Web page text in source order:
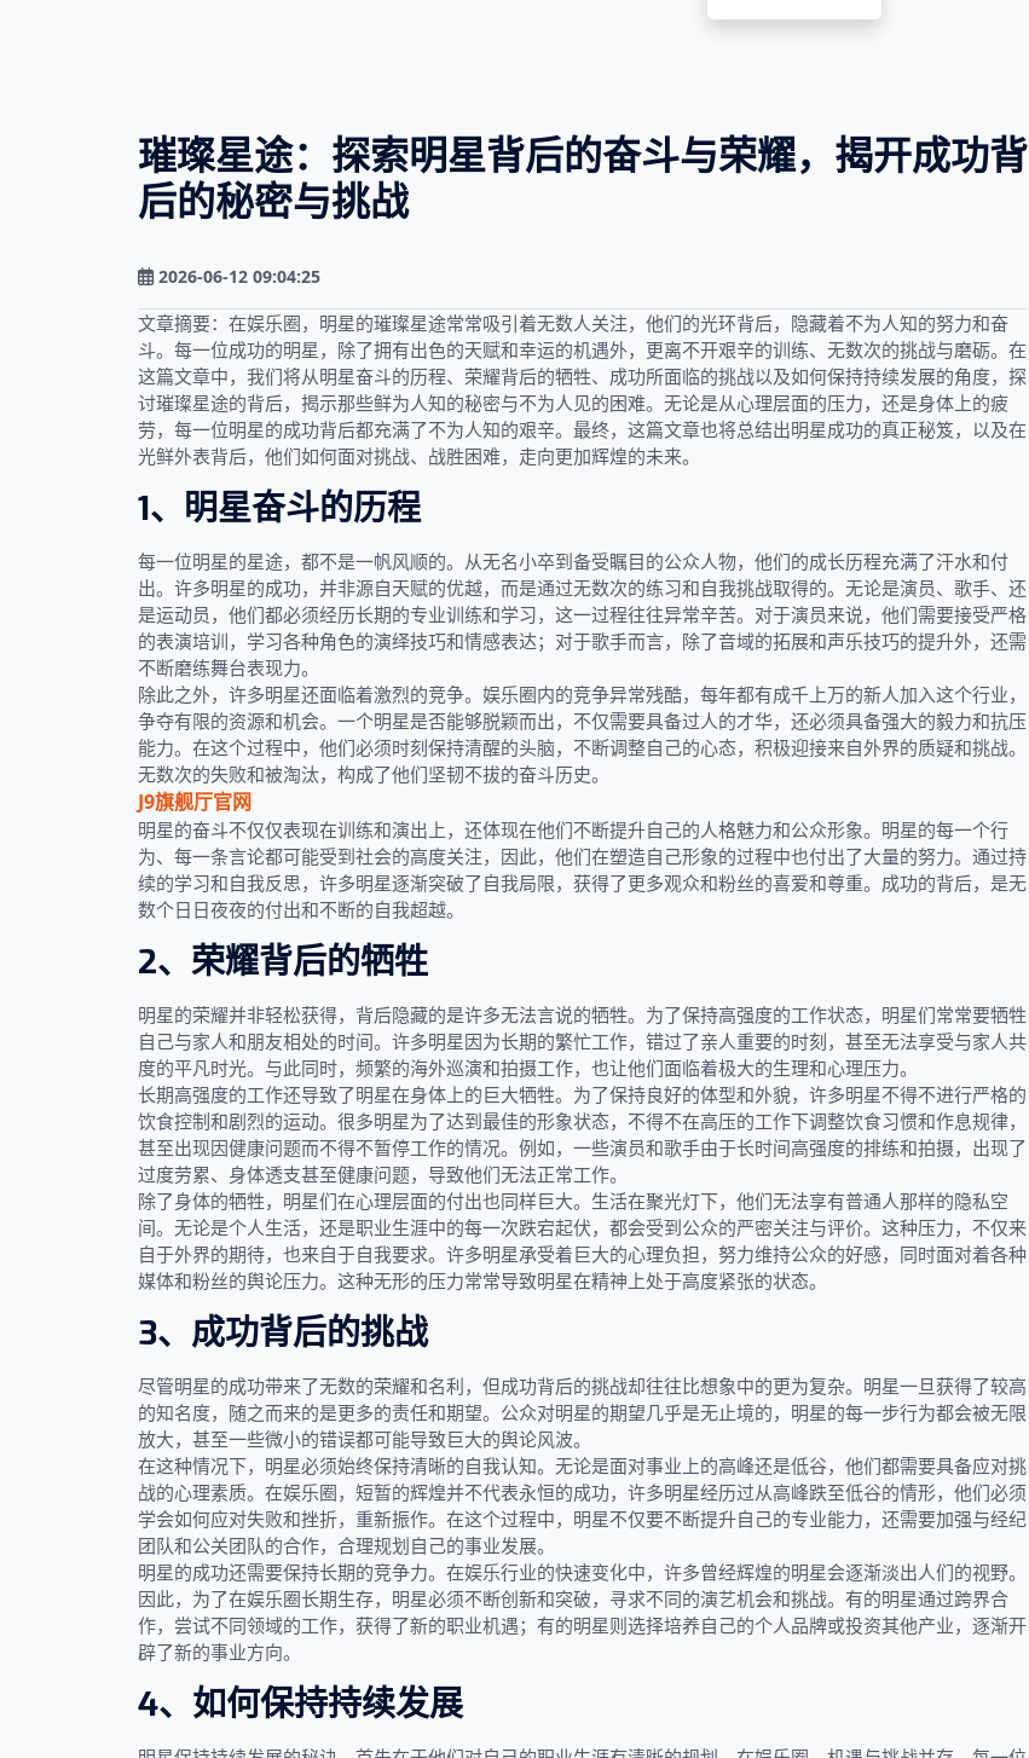
璀璨星途：探索明星背后的奋斗与荣耀，揭开成功背
后的秘密与挑战
2026-06-12 09:04:25
文章摘要：在娱乐圈，明星的璀璨星途常常吸引着无数人关注，他们的光环背后，隐藏着不为人知的努力和奋
斗。每一位成功的明星，除了拥有出色的天赋和幸运的机遇外，更离不开艰辛的训练、无数次的挑战与磨砺。在
这篇文章中，我们将从明星奋斗的历程、荣耀背后的牺牲、成功所面临的挑战以及如何保持持续发展的角度，探
讨璀璨星途的背后，揭示那些鲜为人知的秘密与不为人见的困难。无论是从心理层面的压力，还是身体上的疲
劳，每一位明星的成功背后都充满了不为人知的艰辛。最终，这篇文章也将总结出明星成功的真正秘笈，以及在
光鲜外表背后，他们如何面对挑战、战胜困难，走向更加辉煌的未来。
1、明星奋斗的历程
每一位明星的星途，都不是一帆风顺的。从无名小卒到备受瞩目的公众人物，他们的成长历程充满了汗水和付
出。许多明星的成功，并非源自天赋的优越，而是通过无数次的练习和自我挑战取得的。无论是演员、歌手、还
是运动员，他们都必须经历长期的专业训练和学习，这一过程往往异常辛苦。对于演员来说，他们需要接受严格
的表演培训，学习各种角色的演绎技巧和情感表达；对于歌手而言，除了音域的拓展和声乐技巧的提升外，还需
不断磨练舞台表现力。
除此之外，许多明星还面临着激烈的竞争。娱乐圈内的竞争异常残酷，每年都有成千上万的新人加入这个行业，
争夺有限的资源和机会。一个明星是否能够脱颖而出，不仅需要具备过人的才华，还必须具备强大的毅力和抗压
能力。在这个过程中，他们必须时刻保持清醒的头脑，不断调整自己的心态，积极迎接来自外界的质疑和挑战。
无数次的失败和被淘汰，构成了他们坚韧不拔的奋斗历史。
J9旗舰厅官网
明星的奋斗不仅仅表现在训练和演出上，还体现在他们不断提升自己的人格魅力和公众形象。明星的每一个行
为、每一条言论都可能受到社会的高度关注，因此，他们在塑造自己形象的过程中也付出了大量的努力。通过持
续的学习和自我反思，许多明星逐渐突破了自我局限，获得了更多观众和粉丝的喜爱和尊重。成功的背后，是无
数个日日夜夜的付出和不断的自我超越。
2、荣耀背后的牺牲
明星的荣耀并非轻松获得，背后隐藏的是许多无法言说的牺牲。为了保持高强度的工作状态，明星们常常要牺牲
自己与家人和朋友相处的时间。许多明星因为长期的繁忙工作，错过了亲人重要的时刻，甚至无法享受与家人共
度的平凡时光。与此同时，频繁的海外巡演和拍摄工作，也让他们面临着极大的生理和心理压力。
长期高强度的工作还导致了明星在身体上的巨大牺牲。为了保持良好的体型和外貌，许多明星不得不进行严格的
饮食控制和剧烈的运动。很多明星为了达到最佳的形象状态，不得不在高压的工作下调整饮食习惯和作息规律，
甚至出现因健康问题而不得不暂停工作的情况。例如，一些演员和歌手由于长时间高强度的排练和拍摄，出现了
过度劳累、身体透支甚至健康问题，导致他们无法正常工作。
除了身体的牺牲，明星们在心理层面的付出也同样巨大。生活在聚光灯下，他们无法享有普通人那样的隐私空
间。无论是个人生活，还是职业生涯中的每一次跌宕起伏，都会受到公众的严密关注与评价。这种压力，不仅来
自于外界的期待，也来自于自我要求。许多明星承受着巨大的心理负担，努力维持公众的好感，同时面对着各种
媒体和粉丝的舆论压力。这种无形的压力常常导致明星在精神上处于高度紧张的状态。
3、成功背后的挑战
尽管明星的成功带来了无数的荣耀和名利，但成功背后的挑战却往往比想象中的更为复杂。明星一旦获得了较高
的知名度，随之而来的是更多的责任和期望。公众对明星的期望几乎是无止境的，明星的每一步行为都会被无限
放大，甚至一些微小的错误都可能导致巨大的舆论风波。
在这种情况下，明星必须始终保持清晰的自我认知。无论是面对事业上的高峰还是低谷，他们都需要具备应对挑
战的心理素质。在娱乐圈，短暂的辉煌并不代表永恒的成功，许多明星经历过从高峰跌至低谷的情形，他们必须
学会如何应对失败和挫折，重新振作。在这个过程中，明星不仅要不断提升自己的专业能力，还需要加强与经纪
团队和公关团队的合作，合理规划自己的事业发展。
明星的成功还需要保持长期的竞争力。在娱乐行业的快速变化中，许多曾经辉煌的明星会逐渐淡出人们的视野。
因此，为了在娱乐圈长期生存，明星必须不断创新和突破，寻求不同的演艺机会和挑战。有的明星通过跨界合
作，尝试不同领域的工作，获得了新的职业机遇；有的明星则选择培养自己的个人品牌或投资其他产业，逐渐开
辟了新的事业方向。
4、如何保持持续发展